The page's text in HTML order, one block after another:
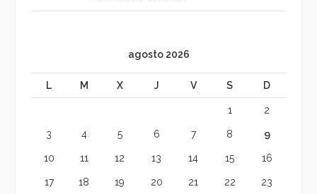
agosto 2026
L M X J V S D
1 2
3 4 5 6 7 8 9
10 11 12 13 14 15 16
17 18 19 20 21 22 23